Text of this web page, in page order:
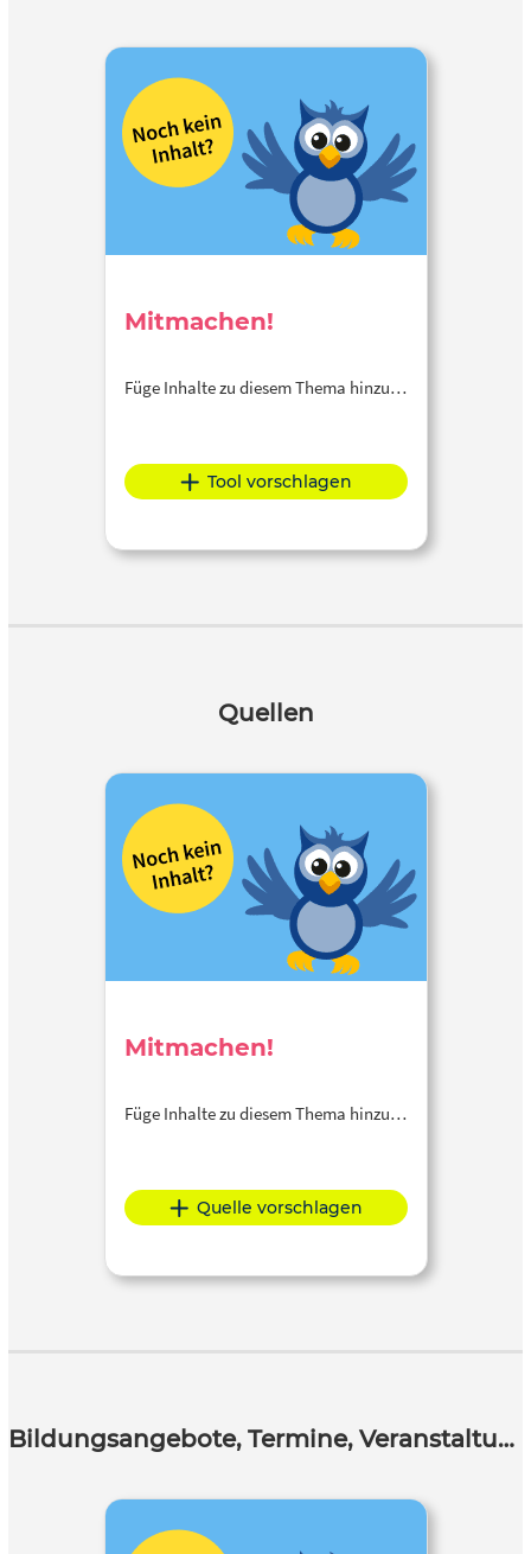
Mitmachen!
Füge Inhalte zu diesem Thema hinzu…
Tool vorschlagen
Quellen
Mitmachen!
Füge Inhalte zu diesem Thema hinzu…
Quelle vorschlagen
Bildungsangebote, Termine, Veranstaltungen